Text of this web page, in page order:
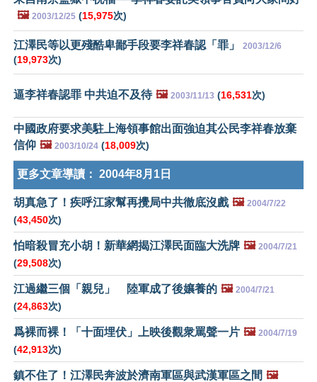
🖼️ 2003/12/25 (15,975次)
江澤民等以更殘酷卑鄙手段要李祥春認「罪」 2003/12/6
(19,973次)
逼李祥春認罪 中共迫不及待 🖼️ 2003/11/13 (16,531次)
中國政府要求美駐上海領事館出面強迫其公民李祥春放棄
信仰 🖼️ 2003/10/24 (18,009次)
更多文章導讀： 2004年8月1日
胡真急了！疾呼江家幫再攪局中共徹底沒戲 🖼️ 2004/7/22
(43,450次)
怕暗殺冒充小胡！新華網揭江澤民面臨大洗牌 🖼️ 2004/7/21
(29,508次)
江過繼三個「親兒」 陸軍成了後孃養的 🖼️ 2004/7/21
(24,863次)
爲裸而裸！「十面埋伏」上映後觀衆罵聲一片 🖼️ 2004/7/19
(42,913次)
鎮不住了！江澤民奔波於濟南軍區與武漢軍區之間 🖼️